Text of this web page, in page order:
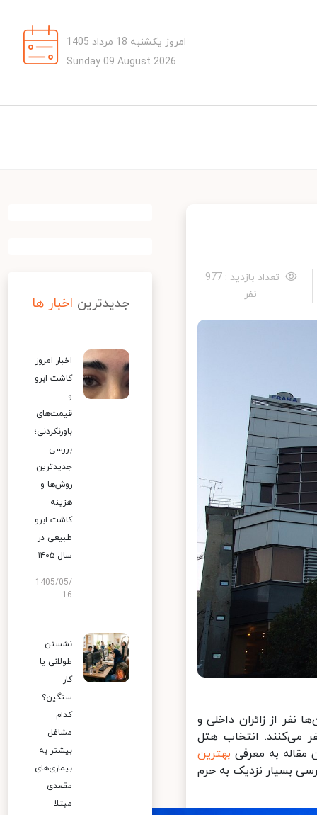
امروز یکشنبه 18 مرداد 1405
Sunday 09 August 2026
تعداد بازدید : 977
نفر
از زائران داخلی و
می‌کنند. انتخاب هتل
به معرفیبهترین
بسیار نزدیک به حرم
جدیدترین اخبار ها
اخبار امروز
کاشت ابرو
قیمت‌های
باورنکردنی؛
بررسی
جدیدترین
روش‌ها و
هزینه
کاشت ابرو
طبیعی در
سال ۱۴۰۵
1405/05/
16
نشستن
طولانی یا
کار
سنگین؟
کدام
مشاغل
بیشتر به
بیماری‌های
مقعدی
مبتلا